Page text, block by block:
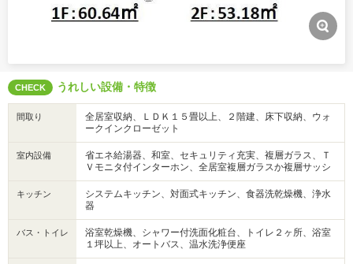
CHECK うれしい設備・特徴
間取り
全居室収納、ＬＤＫ１５畳以上、２階建、床下収納、ウォ
ークインクローゼット
室内設備
省エネ給湯器、和室、セキュリティ充実、複層ガラス、Ｔ
Ｖモニタ付インターホン、全居室複層ガラスか複層サッシ
キッチン
システムキッチン、対面式キッチン、食器洗乾燥機、浄水
器
バス・トイレ
浴室乾燥機、シャワー付洗面化粧台、トイレ２ヶ所、浴室
１坪以上、オートバス、温水洗浄便座